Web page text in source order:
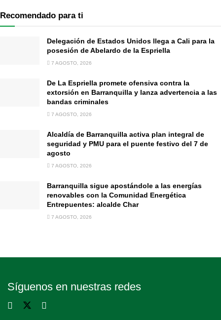
Recomendado para ti
Delegación de Estados Unidos llega a Cali para la
posesión de Abelardo de la Espriella
7 AGOSTO, 2026
De La Espriella promete ofensiva contra la
extorsión en Barranquilla y lanza advertencia a las
bandas criminales
7 AGOSTO, 2026
Alcaldía de Barranquilla activa plan integral de
seguridad y PMU para el puente festivo del 7 de
agosto
7 AGOSTO, 2026
Barranquilla sigue apostándole a las energías
renovables con la Comunidad Energética
Entrepuentes: alcalde Char
7 AGOSTO, 2026
Síguenos en nuestras redes